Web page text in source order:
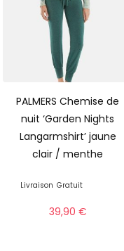
PALMERS Chemise de
nuit ‘Garden Nights
Langarmshirt’ jaune
clair / menthe
Livraison Gratuit
39,90 €